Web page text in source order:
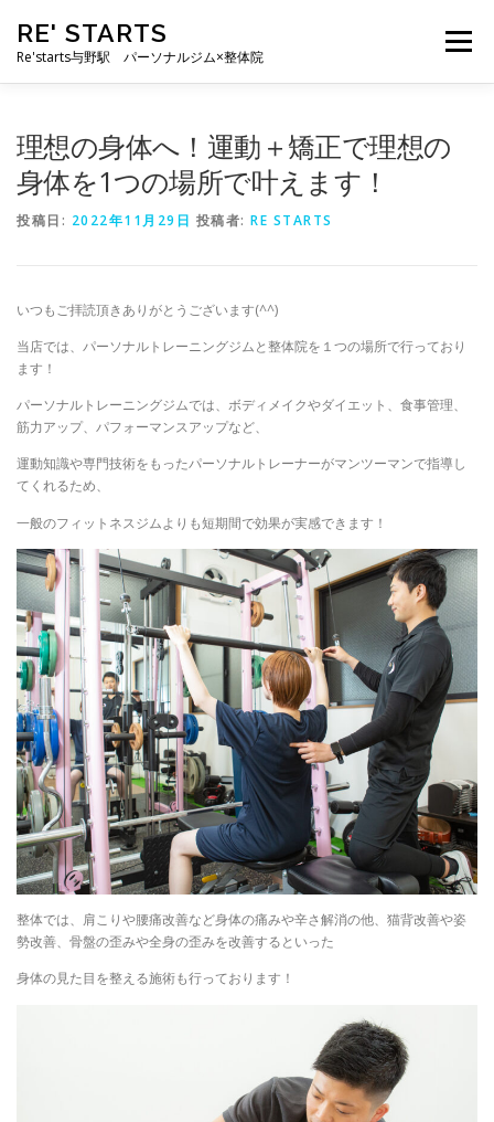
RE' STARTS
Re'starts与野駅 パーソナルジム×整体院
メニュー
理想の身体へ！運動＋矯正で理想の
身体を1つの場所で叶えます！
投稿日: 2022年11月29日 投稿者: RE STARTS
いつもご拝読頂きありがとうございます(^^)
当店では、パーソナルトレーニングジムと整体院を１つの場所で行っており
ます！
パーソナルトレーニングジムでは、ボディメイクやダイエット、食事管理、
筋力アップ、パフォーマンスアップなど、
運動知識や専門技術をもったパーソナルトレーナーがマンツーマンで指導し
てくれるため、
一般のフィットネスジムよりも短期間で効果が実感できます！
整体では、肩こりや腰痛改善など身体の痛みや辛さ解消の他、猫背改善や姿
勢改善、骨盤の歪みや全身の歪みを改善するといった
身体の見た目を整える施術も行っております！